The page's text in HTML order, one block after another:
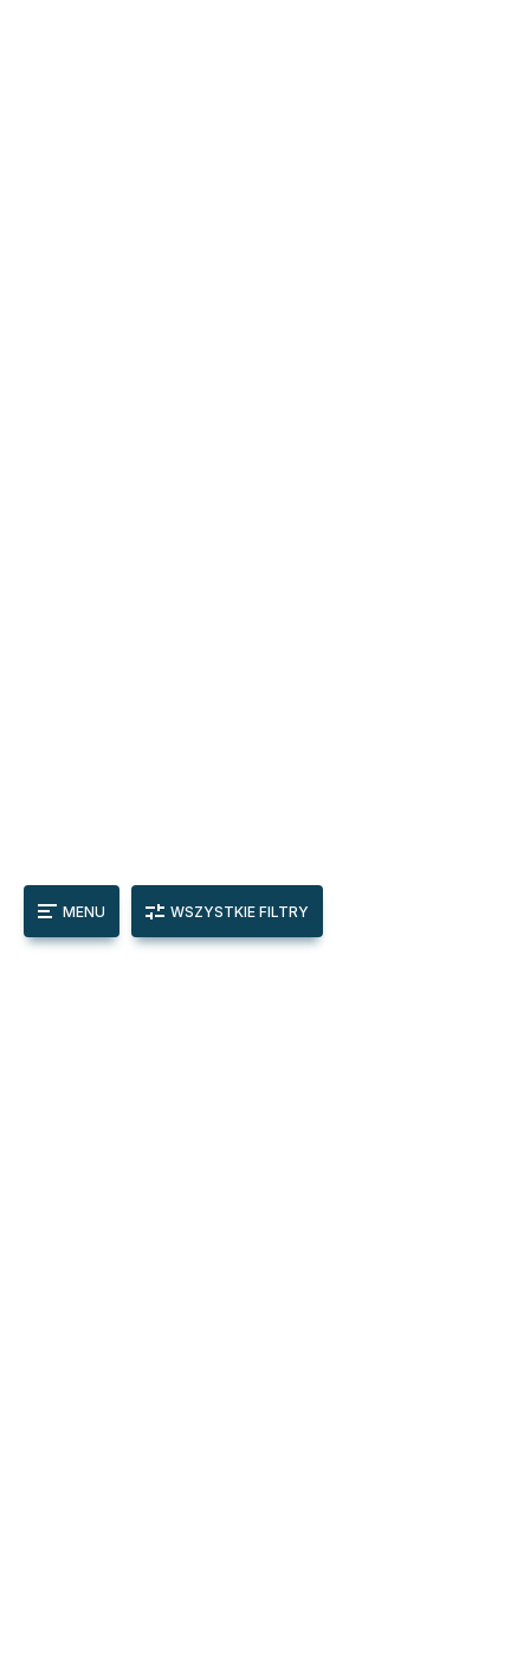
MENU WSZYSTKIE FILTRY